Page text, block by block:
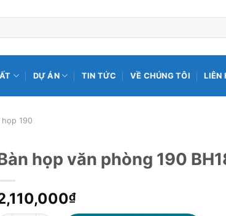
DỰ ÁN TIN TỨC VỀ CHÚNG TÔI LIÊN
họp 190
họp văn phòng 190
₫